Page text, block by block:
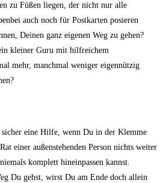
zu Füßen liegen, der nicht nur alle
auch noch für Postkarten posieren
Deinen ganz eigenen Weg zu gehen?
kleiner Guru mit hilfreichem
mehr, manchmal weniger eigennützig
eine Hilfe, wenn Du in der Klemme
einer außenstehenden Person nichts weiter
komplett hineinpassen kannst.
Du gehst, wirst Du am Ende doch allein